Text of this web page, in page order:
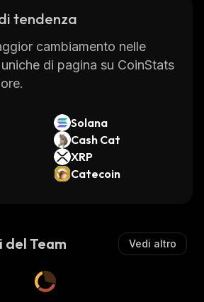
tendenza
cambiamento nelle
di pagina su CoinStats
Solana
Cash Cat
XRP
Catecoin
Team Vedi altro